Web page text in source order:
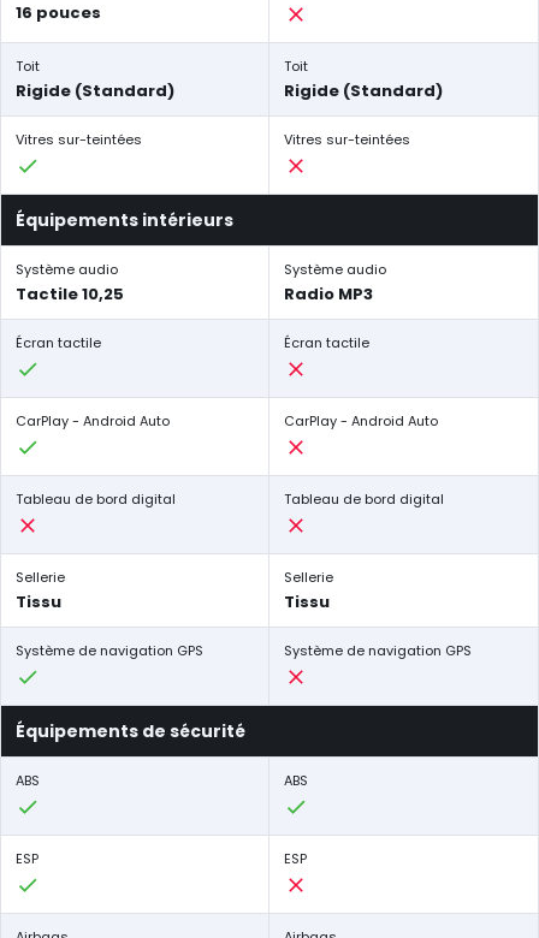
16 pouces
Toit
Rigide (Standard)
Toit
Rigide (Standard)
Vitres sur-teintées Vitres sur-teintées
Équipements intérieurs
Système audio
Tactile 10,25
Système audio
Radio MP3
Écran tactile Écran tactile
CarPlay - Android Auto CarPlay - Android Auto
Tableau de bord digital Tableau de bord digital
Sellerie
Tissu
Sellerie
Tissu
Système de navigation GPS Système de navigation GPS
Équipements de sécurité
ABS ABS
ESP ESP